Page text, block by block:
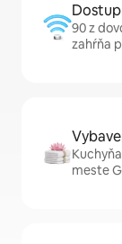
90 z
zahŕňa
meste